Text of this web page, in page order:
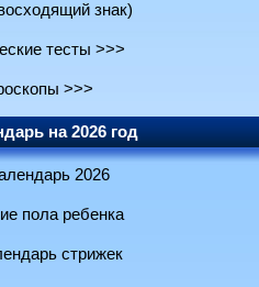
знак)
тесты >>>
>>>
на 2026 год
2026
пола ребенка
стрижек